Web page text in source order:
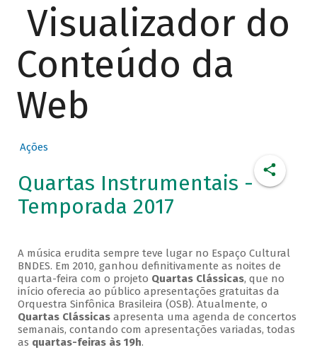
Visualizador do
Conteúdo da
Web
Ações
Quartas Instrumentais -
Temporada 2017
A música erudita sempre teve lugar no Espaço Cultural
BNDES. Em 2010, ganhou definitivamente as noites de
quarta-feira com o projeto Quartas Clássicas, que no
início oferecia ao público apresentações gratuitas da
Orquestra Sinfônica Brasileira (OSB). Atualmente, o
Quartas Clássicasapresenta uma agenda de concertos
semanais, contando com apresentações variadas, todas
as quartas-feiras às 19h.